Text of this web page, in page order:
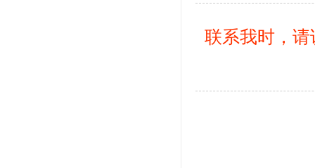
联系我时，